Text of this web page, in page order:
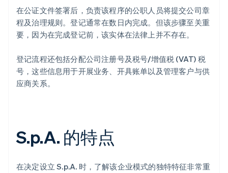
在公证文件签署后，负责该程序的公职人员将提交公司章
程及治理规则。登记通常在数日内完成。但该步骤至关重
要，因为在完成登记前，该实体在法律上并不存在。
登记流程还包括分配公司注册号及税号/增值税 (VAT) 税
号，这些信息用于开展业务、开具账单以及管理客户与供
应商关系。
S.p.A. 的特点
在决定设立 S.p.A. 时，了解该企业模式的独特特征非常重